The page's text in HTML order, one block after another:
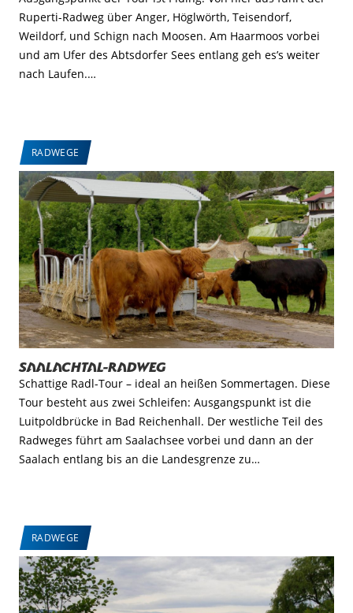
Ruperti-Radweg über Anger, Höglwörth, Teisendorf,
Weildorf, und Schign nach Moosen. Am Haarmoos vorbei
und am Ufer des Abtsdorfer Sees entlang geh es’s weiter
nach Laufen.…
RADWEGE
Saalachtal-Radweg
Schattige Radl-Tour – ideal an heißen Sommertagen. Diese
Tour besteht aus zwei Schleifen: Ausgangspunkt ist die
Luitpoldbrücke in Bad Reichenhall. Der westliche Teil des
Radweges führt am Saalachsee vorbei und dann an der
Saalach entlang bis an die Landesgrenze zu…
RADWEGE